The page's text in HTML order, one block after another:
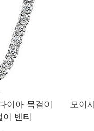
이아 목걸이
벤티
모이